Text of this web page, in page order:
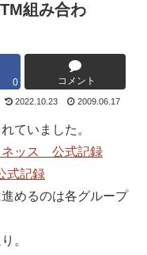
組み合わ
0 コメント
2022.10.23 2009.06.17
ていました。
ッス 公式記録
記録
めるのは各グループ
。